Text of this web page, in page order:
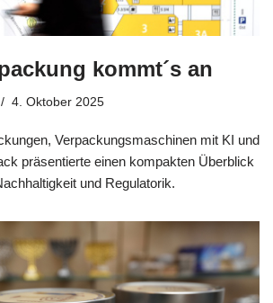
kommt´s an
4. Oktober 2025
Verpackungsmaschinen mit KI und
präsentierte einen kompakten Überblick
und Regulatorik.